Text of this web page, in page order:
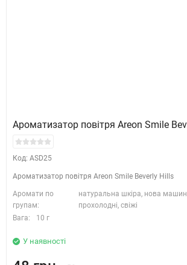
Ароматизатор повітря Areon Smile
Код: ASD25
Ароматизатор повітря Areon Smile Beverly Hills
Аромати по
групам:
натуральна шкіра, нова
прохолодні, свіжі
Вага:
10 г
У наявності